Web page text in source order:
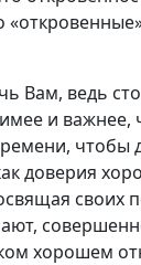
Вам, ведь
и
чтобы
доверия
своих
хорошем